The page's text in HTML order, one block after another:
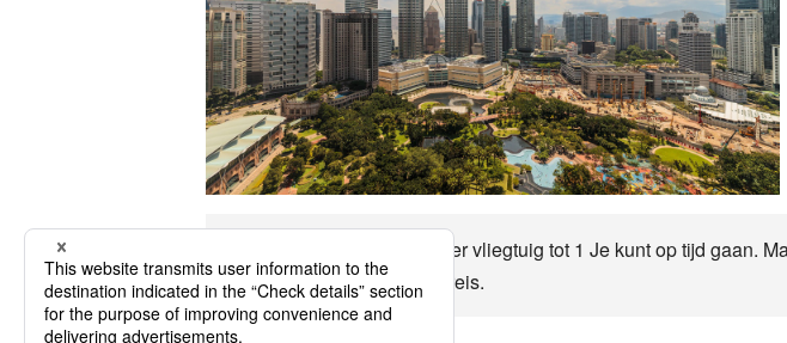
Maleisië Het is ongeveer per vliegtuig tot 1 Je kunt op tijd gaan.
Laten we genieten van de reis.